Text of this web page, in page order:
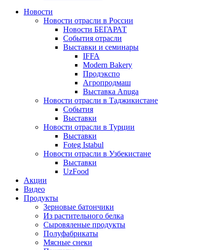
Новости
Новости отрасли в России
Новости БЕГАРАТ
События отрасли
Выставки и семинары
IFFA
Modern Bakery
Продэкспо
Агропродмаш
Выставка Anuga
Новости отрасли в Таджикистане
События
Выставки
Новости отрасли в Турции
Выставки
Foteg Istabul
Новости отрасли в Узбекистане
Выставки
UzFood
Акции
Видео
Продукты
Зерновые батончики
Из растительного белка
Сыровяленые продукты
Полуфабрикаты
Мясные снеки